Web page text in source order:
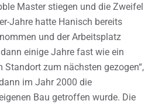
Master stiegen und die Zweifel
Jahre hatte Hanisch bereits
und der Arbeitsplatz
einige Jahre fast wie ein
Standort zum nächsten gezogen“,
im Jahr 2000 die
Bau getroffen wurde. Die